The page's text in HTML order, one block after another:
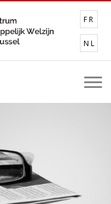
FR
NL